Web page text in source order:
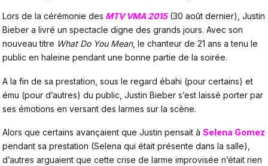
Lors de la cérémonie des MTV VMA 2015(30 août dernier), Justin
Bieber a livré un spectacle digne des grands jours. Avec son
nouveau titre What Do You Mean, le chanteur de 21 ans a tenu le
public en haleine pendant une bonne partie de la soirée.
A la fin de sa prestation, sous le regard ébahi (pour certains) et
ému (pour d’autres) du public, Justin Bieber s’est laissé porter par
ses émotions en versant des larmes sur la scène.
Alors que certains avançaient que Justin pensait à Selena Gomez
pendant sa prestation (Selena qui était présente dans la salle),
d’autres arguaient que cette crise de larme improvisée n’était rien